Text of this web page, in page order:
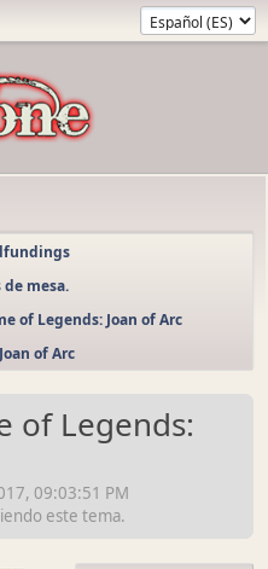
mesa.
of Legends: Joan of Arc
of Arc
of Legends:
09:03:51 PM
este tema.